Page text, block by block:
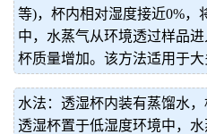
等)，杯内相对湿度接近0%，
中，水蒸气从环境透过样品
杯质量增加。该方法适用于大
水法：透湿杯内装有蒸馏水
透湿杯置于低湿度环境中，